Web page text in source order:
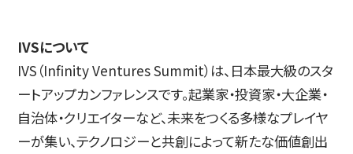
IVSについて
IVS（Infinity Ventures Summit）は、日本最大級のスタ
ートアップカンファレンスです。起業家・投資家・大企業・
自治体・クリエイターなど、未来をつくる多様なプレイヤ
ーが集い、テクノロジーと共創によって新たな価値創出